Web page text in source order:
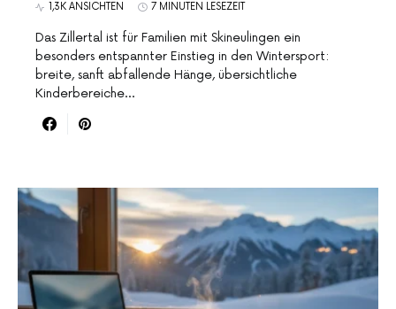
1,3K ANSICHTEN 7 MINUTEN LESEZEIT
Das Zillertal ist für Familien mit Skineulingen ein
besonders entspannter Einstieg in den Wintersport:
breite, sanft abfallende Hänge, übersichtliche
Kinderbereiche…